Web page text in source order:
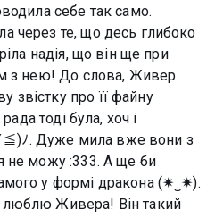
себе так само.
через те, що десь глибоко
надія, що він ще при
з нею! До слова, Живер
звістку про її файну
тоді була, хоч і
ﾉ. Дуже мила вже вони з
не можу :333. А ще би
у формі дракона (✷‿✷).
Живера! Він такий